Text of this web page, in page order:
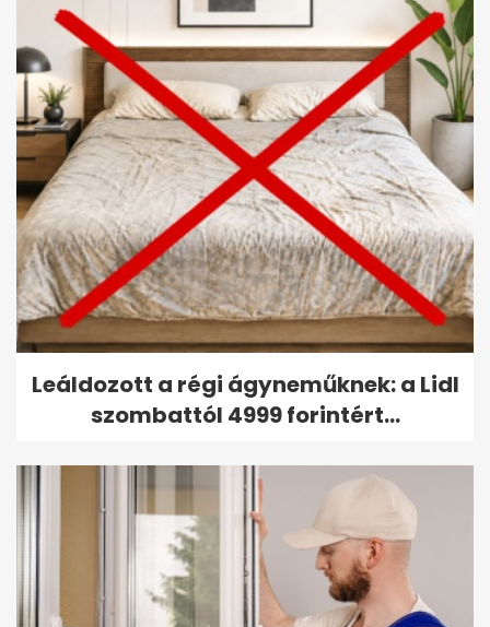
Leáldozott a régi ágyneműknek: a Lidl
szombattól 4999 forintért...